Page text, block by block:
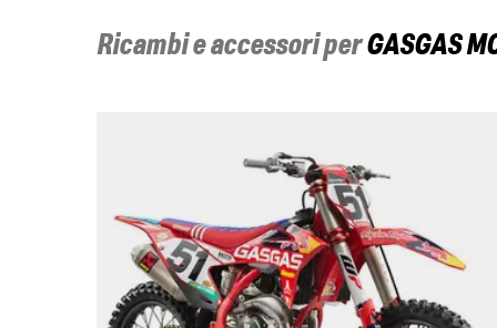
Ricambi e accessori perGASGAS